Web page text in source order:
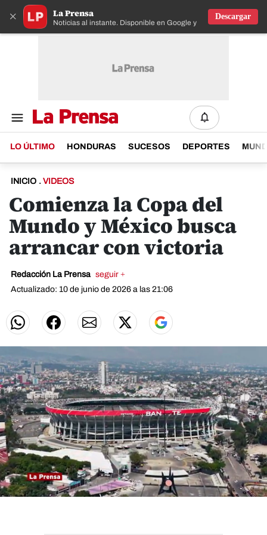
× La Prensa
Noticias al instante. Disponible en Google y IOS
Descargar
LO ÚLTIMO HONDURAS SUCESOS DEPORTES
INICIO . VIDEOS
Comienza la Copa del
Mundo y México busca
arrancar con victoria
Redacción La Prensa seguir +
Actualizado: 10 de junio de 2026 a las 21:06